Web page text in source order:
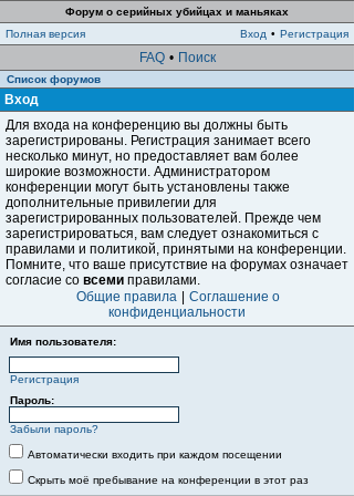
Форум о серийных убийцах и маньяках
Полная версия
Вход • Регистрация
FAQ • Поиск
Список форумов
Вход
Для входа на конференцию вы должны быть
зарегистрированы. Регистрация занимает всего
несколько минут, но предоставляет вам более
широкие возможности. Администратором
конференции могут быть установлены также
дополнительные привилегии для
зарегистрированных пользователей. Прежде чем
зарегистрироваться, вам следует ознакомиться с
правилами и политикой, принятыми на конференции.
Помните, что ваше присутствие на форумах означает
согласие со всеми правилами.
Общие правила
Соглашение о
конфиденциальности
Имя пользователя:
Регистрация
Пароль:
Забыли пароль?
Автоматически входить при каждом посещении
Скрыть моё пребывание на конференции в этот раз